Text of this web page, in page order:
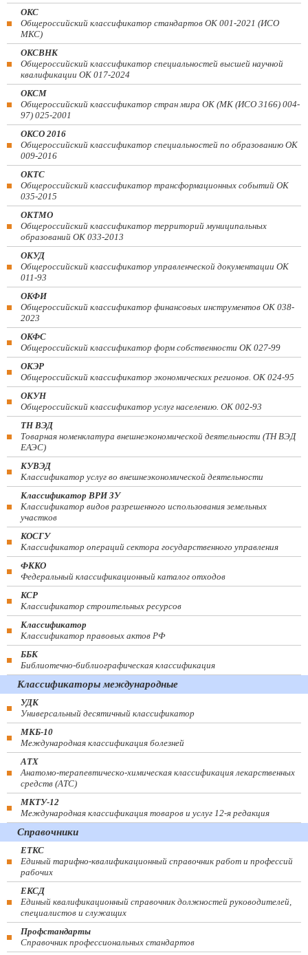
ОКС
Общероссийский классификатор стандартов ОК 001-2021 (ИСО
МКС)
ОКСВНК
Общероссийский классификатор специальностей высшей научной
квалификации ОК 017-2024
ОКСМ
Общероссийский классификатор стран мира ОК (МК (ИСО 3166) 004-
97) 025-2001
ОКСО 2016
Общероссийский классификатор специальностей по образованию ОК
009-2016
ОКТС
Общероссийский классификатор трансформационных событий ОК
035-2015
ОКТМО
Общероссийский классификатор территорий муниципальных
образований ОК 033-2013
ОКУД
Общероссийский классификатор управленческой документации ОК
011-93
ОКФИ
Общероссийский классификатор финансовых инструментов OK 038-
2023
ОКФС
Общероссийский классификатор форм собственности ОК 027-99
ОКЭР
Общероссийский классификатор экономических регионов. ОК 024-95
ОКУН
Общероссийский классификатор услуг населению. ОК 002-93
ТН ВЭД
Товарная номенклатура внешнеэкономической деятельности (ТН ВЭД
ЕАЭС)
КУВЭД
Классификатор услуг во внешнеэкономической деятельности
Классификатор ВРИ ЗУ
Классификатор видов разрешенного использования земельных
участков
КОСГУ
Классификатор операций сектора государственного управления
ФККО
Федеральный классификационный каталог отходов
КСР
Классификатор строительных ресурсов
Классификатор
Классификатор правовых актов РФ
ББК
Библиотечно-библиографическая классификация
Классификаторы международные
УДК
Универсальный десятичный классификатор
МКБ-10
Международная классификация болезней
АТХ
Анатомо-терапевтическо-химическая классификация лекарственных
средств (ATC)
МКТУ-12
Международная классификация товаров и услуг 12-я редакция
Справочники
ЕТКС
Единый тарифно-квалификационный справочник работ и профессий
рабочих
ЕКСД
Единый квалификационный справочник должностей руководителей,
специалистов и служащих
Профстандарты
Справочник профессиональных стандартов